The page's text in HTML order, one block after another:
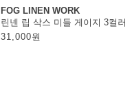
FOG LINEN WORK
린넨 립 삭스 미들 게이지 3컬러
31,000원